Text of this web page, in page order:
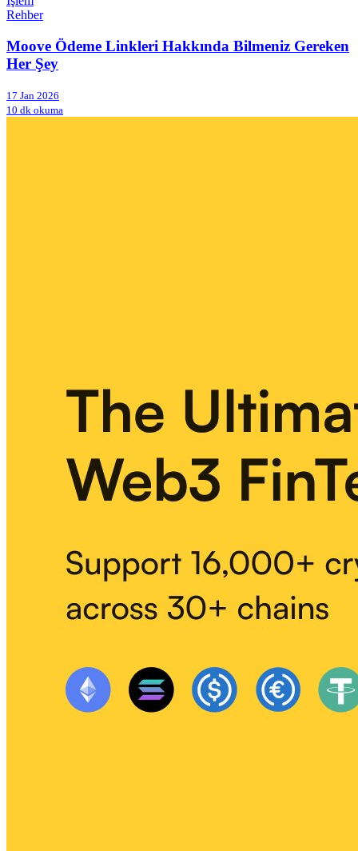
Rehber
Moove Ödeme Linkleri Hakkında Bilmeniz Gereken
Her Şey
17 Jan 2026
10 dk okuma